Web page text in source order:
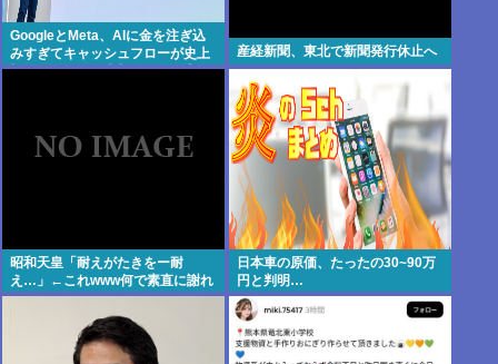
GoogleとMeta、AIに金を注ぎ込
みすぎてキャッシュフローが史上
初のマイナス。売却か保有で内ゲ
産経新聞、東北で新聞発行休止へ
昭和天皇「耐えがたきをー耐
え…」←これwww何で素直に謝れ
ねーの？？！？
日本車の原価、たったの30~90万
円と判明…